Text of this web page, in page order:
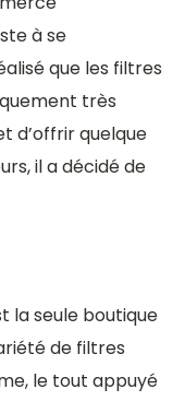
à se
que les filtres
très
d’offrir quelque
il a décidé de
la seule boutique
de filtres
le tout appuyé